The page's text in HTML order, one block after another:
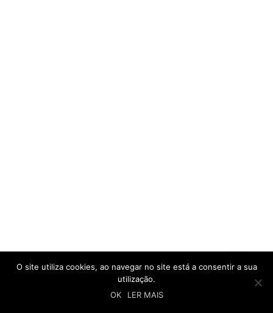
O site utiliza cookies, ao navegar no site está a consentir a sua
utilização.
OK
LER MAIS